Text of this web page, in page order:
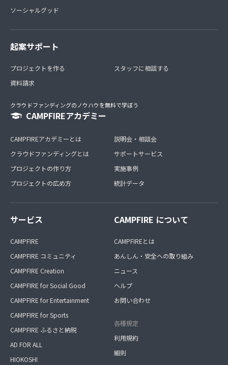
ソーシャルグッド
起案サポート
プロジェクトを作る
資料請求
スタッフに相談する
クラウドファンディングのノウハウを無料で学ぼう
CAMPFIREアカデミー
CAMPFIREアカデミーとは
クラウドファンディングとは
プロジェクトの作り方
プロジェクトの広め方
説明会・相談会
サポートサービス
実施事例
統計データ
サービス
CAMPFIRE
CAMPFIRE コミュニティ
CAMPFIRE Creation
CAMPFIRE for Social Good
CAMPFIRE for Entertainment
CAMPFIRE for Sports
CAMPFIRE ふるさと納税
AD FOR ALL
HIOKOSHI
CAMPFIRE について
CAMPFIREとは
あんしん・安全への取り組み
ニュース
ヘルプ
お問い合わせ
各種規定
利用規約
細則